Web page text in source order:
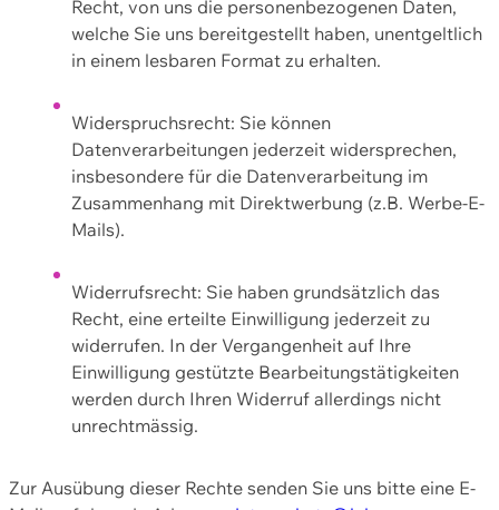
Recht, von uns die personenbezogenen Daten,
welche Sie uns bereitgestellt haben, unentgeltlich
in einem lesbaren Format zu erhalten.
Widerspruchsrecht: Sie können
Datenverarbeitungen jederzeit widersprechen,
insbesondere für die Datenverarbeitung im
Zusammenhang mit Direktwerbung (z.B. Werbe-E-
Mails).
Widerrufsrecht: Sie haben grundsätzlich das
Recht, eine erteilte Einwilligung jederzeit zu
widerrufen. In der Vergangenheit auf Ihre
Einwilligung gestützte Bearbeitungstätigkeiten
werden durch Ihren Widerruf allerdings nicht
unrechtmässig.
Zur Ausübung dieser Rechte senden Sie uns bitte eine E-